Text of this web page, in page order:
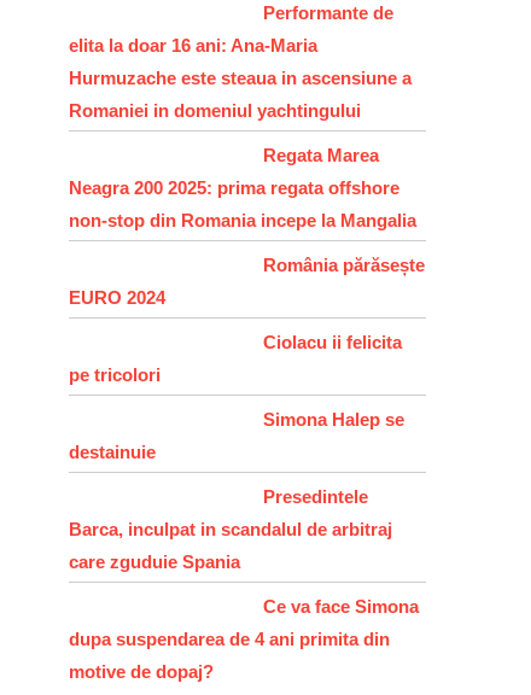
Performante de
elita la doar 16 ani: Ana-Maria
Hurmuzache este steaua in ascensiune a
Romaniei in domeniul yachtingului
Regata Marea
Neagra 200 2025: prima regata offshore
non-stop din Romania incepe la Mangalia
România părăsește
EURO 2024
Ciolacu ii felicita
pe tricolori
Simona Halep se
destainuie
Presedintele
Barca, inculpat in scandalul de arbitraj
care zguduie Spania
Ce va face Simona
dupa suspendarea de 4 ani primita din
motive de dopaj?